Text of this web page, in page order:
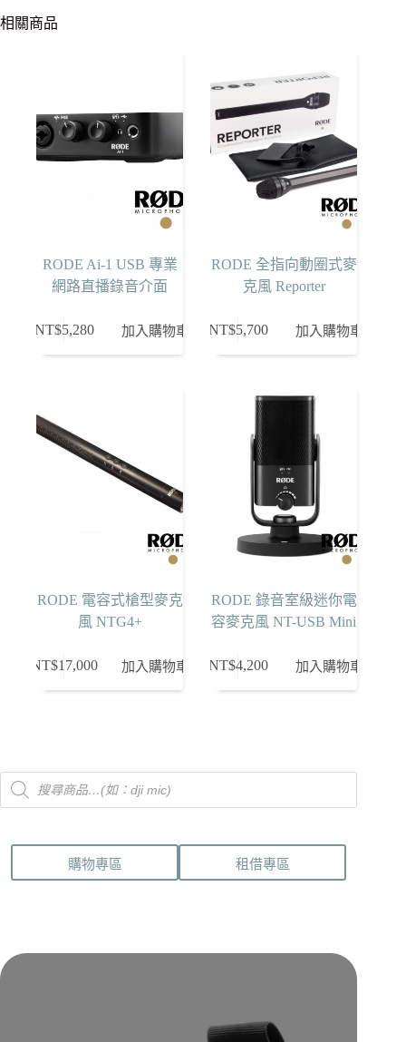
相關商品
RODE Ai-1 USB 專業
網路直播錄音介面
NT$5,280 加入購物車
RODE 全指向動圈式麥
克風 Reporter
NT$5,700 加入購物車
RODE 電容式槍型麥克
風 NTG4+
NT$17,000 加入購物車
RODE 錄音室級迷你電
容麥克風 NT-USB Mini
NT$4,200 加入購物車
Products
search
購物專區 租借專區